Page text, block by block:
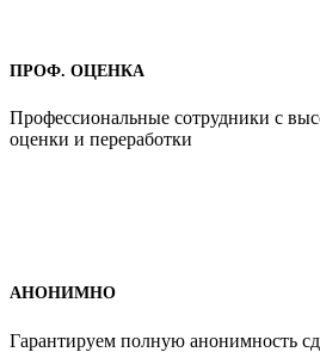
ПРОФ. ОЦЕНКА
Профессиональные сотрудники с
оценки и переработки
АНОНИМНО
Гарантируем полную анонимность